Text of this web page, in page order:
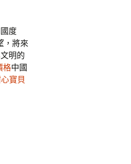
度
，將來
明的
格中國
寶貝